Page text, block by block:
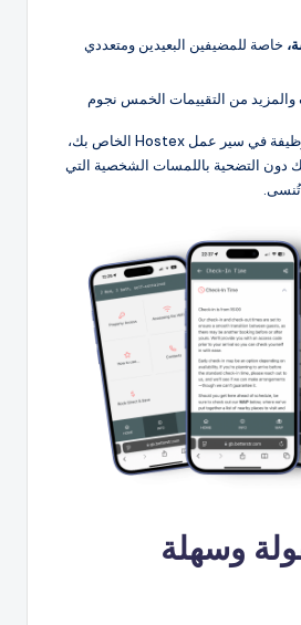
خاصة للمضيفين البعيدين ومتعددي
والمزيد من التقييمات الخمس نجوم
من خلال تضمين هذه الوظيفة في سير عمل Hostex الخاص بك،
دون التضحية باللمسات الشخصية التي
تُنسى.
وسهلة